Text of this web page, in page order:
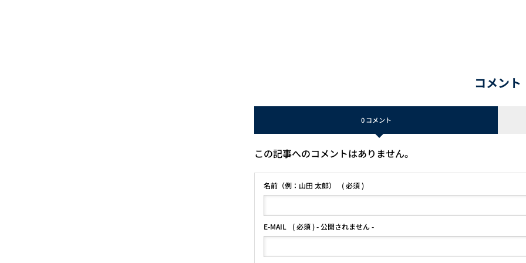
コメント
0 コメント
この記事へのコメントはありません。
名前（例：山田 太郎） ( 必須 )
E-MAIL ( 必須 ) - 公開されません -